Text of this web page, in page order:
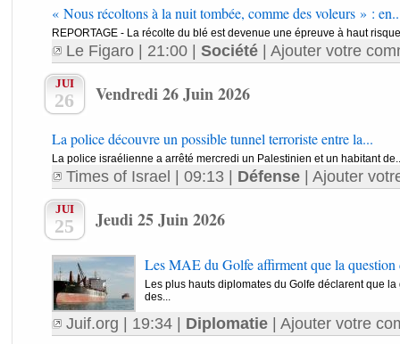
« Nous récoltons à la nuit tombée, comme des voleurs » :
REPORTAGE - La récolte du blé est devenue une épreuve à haut
Le Figaro| 21:00 | Société| Ajouter votre
JUI
26 Vendredi 26 Juin 2026
La police découvre un possible tunnel terroriste entre la...
La police israélienne a arrêté mercredi un Palestinien et un habitant
Times of Israel | 09:13 | Défense| Ajouter
JUI
25 Jeudi 25 Juin 2026
Les MAE du Golfe affirment que la question
Les plus hauts diplomates du Golfe déclarent que
des...
Juif.org | 19:34 | Diplomatie| Ajouter votre